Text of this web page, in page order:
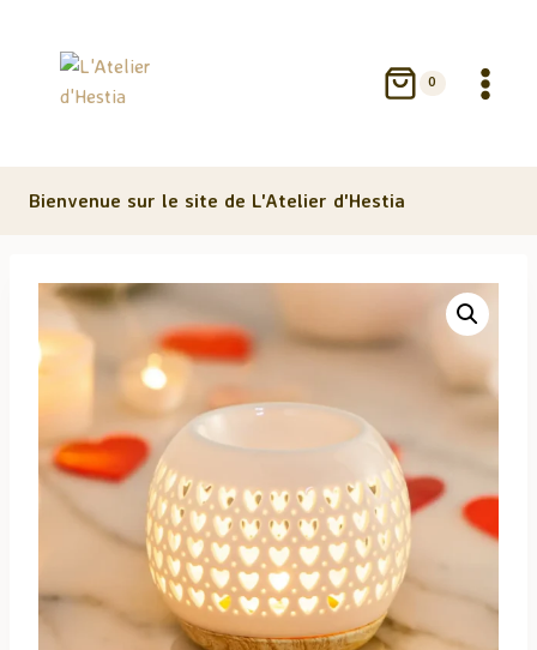
contenu
0
Bienvenue sur le site de L'Atelier d'Hestia